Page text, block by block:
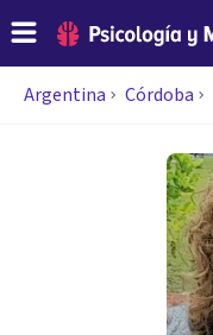
Argentina Córdoba